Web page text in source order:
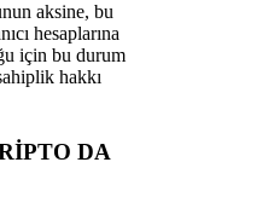
aksine, bu
hesaplarına
için bu durum
hakkı
DA